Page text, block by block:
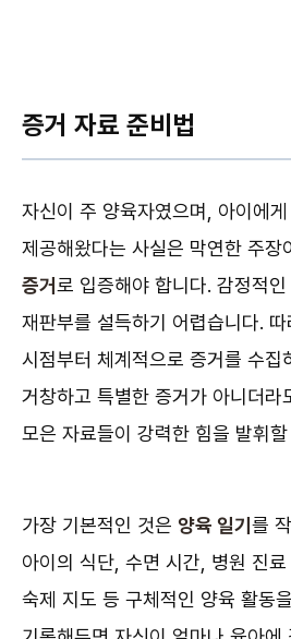
증거 자료 준비법
자신이 주 양육자였으며, 아이에
제공해왔다는 사실은 막연한 주장
증거로 입증해야 합니다. 감정적
재판부를 설득하기 어렵습니다.
시점부터 체계적으로 증거를 수집
거창하고 특별한 증거가 아니더라
모은 자료들이 강력한 힘을 발휘
가장 기본적인 것은 양육 일기 를
아이의 식단, 수면 시간, 병원 진
숙제 지도 등 구체적인 양육 활동